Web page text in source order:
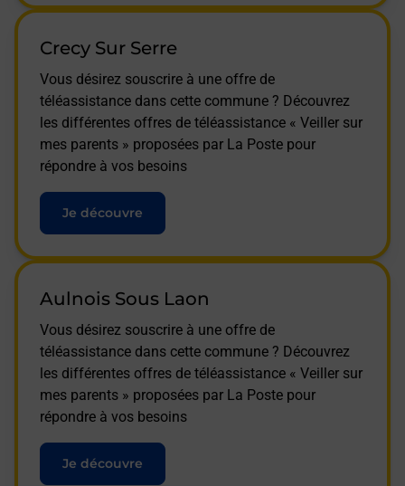
Crecy Sur Serre
Vous désirez souscrire à une offre de
téléassistance dans cette commune ? Découvrez
les différentes offres de téléassistance « Veiller sur
mes parents » proposées par La Poste pour
répondre à vos besoins
Je découvre
Aulnois Sous Laon
Vous désirez souscrire à une offre de
téléassistance dans cette commune ? Découvrez
les différentes offres de téléassistance « Veiller sur
mes parents » proposées par La Poste pour
répondre à vos besoins
Je découvre